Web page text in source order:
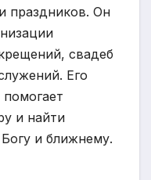
праздников. Он
свадеб
Его
помогает
и найти
и ближнему.